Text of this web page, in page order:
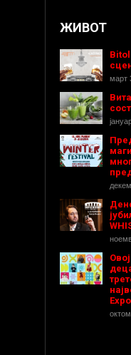
ЖИВОТ
март
Expo